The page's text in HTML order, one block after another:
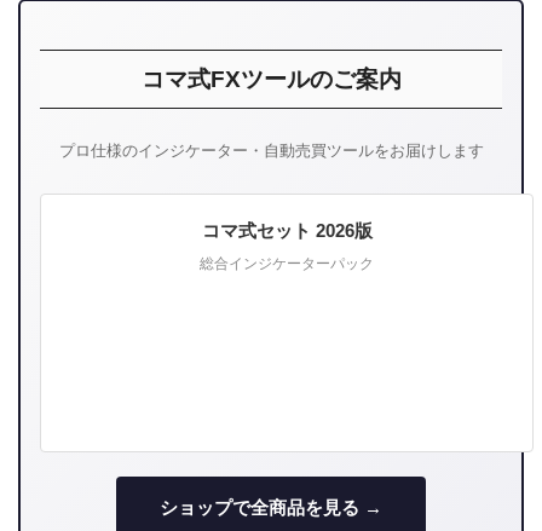
コマ式FXツールのご案内
プロ仕様のインジケーター・自動売買ツールをお届けします
コマ式セット 2026版
総合インジケーターパック
ショップで全商品を見る →